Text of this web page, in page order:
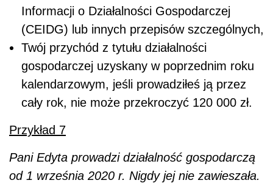
Informacji o Działalności Gospodarczej
(CEIDG) lub innych przepisów szczególnych,
Twój przychód z tytułu działalności
gospodarczej uzyskany w poprzednim roku
kalendarzowym, jeśli prowadziłeś ją przez
cały rok, nie może przekroczyć 120 000 zł.
Przykład 7
Pani Edyta prowadzi działalność gospodarczą
od 1 września 2020 r. Nigdy jej nie zawieszała.